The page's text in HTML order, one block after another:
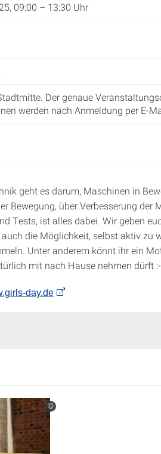
09:00 – 13:30 Uhr
Der genaue
werden nach Anmeldung per E-
geht es darum, Maschinen in
Bewegung, über Verbesserung der
Tests, ist alles dabei. Wir geben
die Möglichkeit, selbst aktiv zu
Unter anderem könnt ihr ein
mit nach Hause nehmen dürft
day.de
©